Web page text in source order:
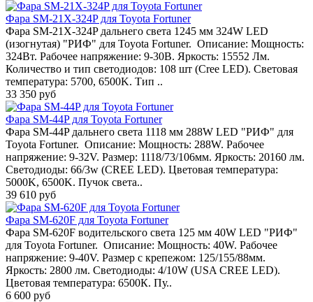
Фара SM-21X-324P для Toyota Fortuner
Фара SM-21X-324P дальнего света 1245 мм 324W LED
(изогнутая) "РИФ" для Toyota Fortuner. Описание: Мощность:
324Вт. Рабочее напряжение: 9-30В. Яркость: 15552 Лм.
Количество и тип светодиодов: 108 шт (Cree LED). Световая
температура: 5700, 6500K. Тип ..
33 350 руб
Фара SM-44P для Toyota Fortuner
Фара SM-44P дальнего света 1118 мм 288W LED "РИФ" для
Toyota Fortuner. Описание: Мощность: 288W. Рабочее
напряжение: 9-32V. Размер: 1118/73/106мм. Яркость: 20160 лм.
Светодиоды: 66/3w (CREE LED). Цветовая температура:
5000K, 6500K. Пучок света..
39 610 руб
Фара SM-620F для Toyota Fortuner
Фара SM-620F водительского света 125 мм 40W LED "РИФ"
для Toyota Fortuner. Описание: Мощность: 40W. Рабочее
напряжение: 9-40V. Размер с крепежом: 125/155/88мм.
Яркость: 2800 лм. Светодиоды: 4/10W (USA CREE LED).
Цветовая температура: 6500К. Пу..
6 600 руб